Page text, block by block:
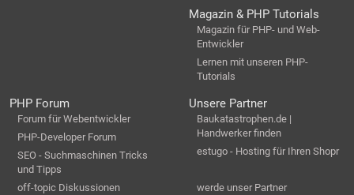
Magazin & PHP Tutorials
Magazin für PHP- und Web-
Entwickler
Lernen mit unseren PHP-
Tutorials
PHP Forum
Forum für Webentwickler
PHP-Developer Forum
SEO - Suchmaschinen Tricks
und Tipps
off-topic Diskussionen
Unsere Partner
Baukatastrophen.de |
Handwerker finden
estugo - Hosting für Ihren Shopr
werde unser Partner